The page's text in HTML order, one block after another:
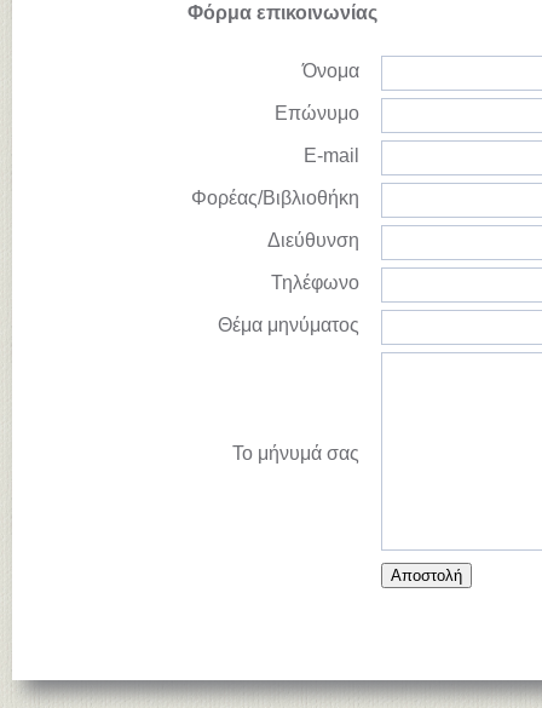
Φόρμα επικοινωνίας
Όνομα
Επώνυμο
E-mail
Φορέας/Βιβλιοθήκη
Διεύθυνση
Τηλέφωνο
Θέμα μηνύματος
Το μήνυμά σας
Αποστολή